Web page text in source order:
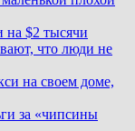
на $2 тысячи
что люди не
на своем доме,
за «чипсины